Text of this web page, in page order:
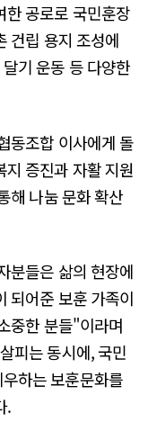
한 공로로 국민훈장
건립 용지 조성에
기 운동 등 다양한
동조합 이사에게 돌
지 증진과 자활 지원
해 나눔 문화 확산
분들은 삶의 현장에
되어준 보훈 가족이
중한 분들"이라며
피는 동시에, 국민
하는 보훈문화를
.